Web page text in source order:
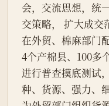
会，交流思想，统
交策略， 扩大成交
在外贸、棉麻部门
4个产棉县、100多
进行普查摸底测试
种、货源、强力、